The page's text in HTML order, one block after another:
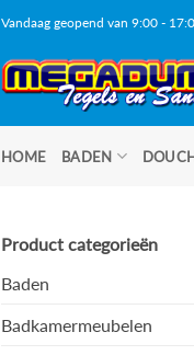
Vandaag geopend van 9:00 -
HOME BADEN
Product categorieën
Baden
Badkamermeubelen